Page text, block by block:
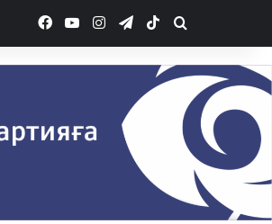
Facebook
YouTubeInstagramTelegram
TikTok